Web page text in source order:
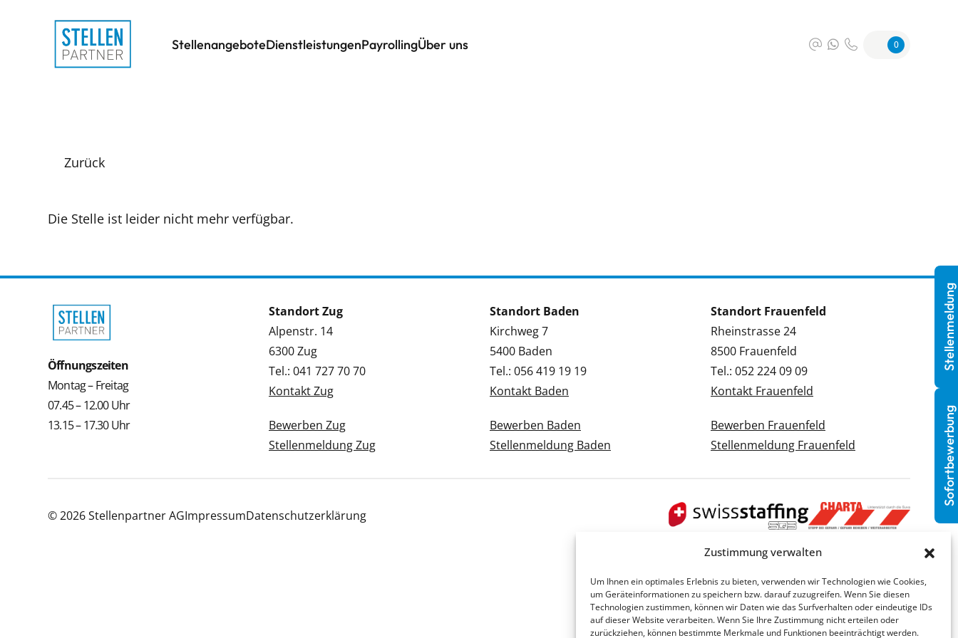
Zustimmung verwalten
Um Ihnen ein optimales Erlebnis zu bieten, verwenden wir Technologien wie Cookies,
um Geräteinformationen zu speichern bzw. darauf zuzugreifen. Wenn Sie diesen
Technologien zustimmen, können wir Daten wie das Surfverhalten oder eindeutige IDs
auf dieser Website verarbeiten. Wenn Sie Ihre Zustimmung nicht erteilen oder
zurückziehen, können bestimmte Merkmale und Funktionen beeinträchtigt werden.
StellenangeboteDienstleistungenPayrollingÜber uns 0
Zurück
Die Stelle ist leider nicht mehr verfügbar.
Öffnungszeiten
Montag – Freitag
07.45 – 12.00 Uhr
13.15 – 17.30 Uhr
Standort Zug
Alpenstr. 14
6300 Zug
Tel.: 041 727 70 70
Kontakt Zug
Bewerben Zug
Stellenmeldung Zug
Standort Baden
Kirchweg 7
5400 Baden
Tel.: 056 419 19 19
Kontakt Baden
Bewerben Baden
Stellenmeldung Baden
Standort Frauenfeld
Rheinstrasse 24
8500 Frauenfeld
Tel.: 052 224 09 09
Kontakt Frauenfeld
Bewerben Frauenfeld
Stellenmeldung Frauenfeld
© 2026 Stellenpartner AGImpressumDatenschutzerklärung
Sofortbewerbung
Stellenmeldung